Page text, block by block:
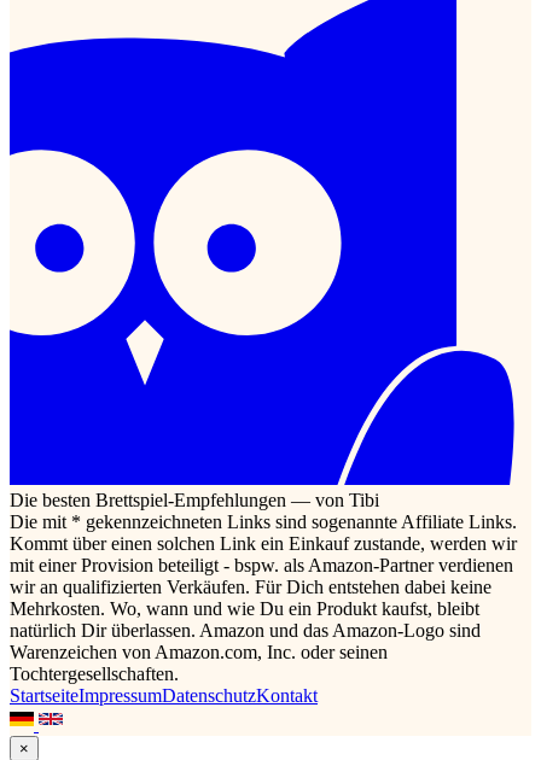
Die besten Brettspiel-Empfehlungen — von Tibi
Die mit * gekennzeichneten Links sind sogenannte Affiliate Links.
Kommt über einen solchen Link ein Einkauf zustande, werden wir
mit einer Provision beteiligt - bspw. als Amazon-Partner verdienen
wir an qualifizierten Verkäufen. Für Dich entstehen dabei keine
Mehrkosten. Wo, wann und wie Du ein Produkt kaufst, bleibt
natürlich Dir überlassen. Amazon und das Amazon-Logo sind
Warenzeichen von Amazon.com, Inc. oder seinen
Tochtergesellschaften.
StartseiteImpressumDatenschutzKontakt
×